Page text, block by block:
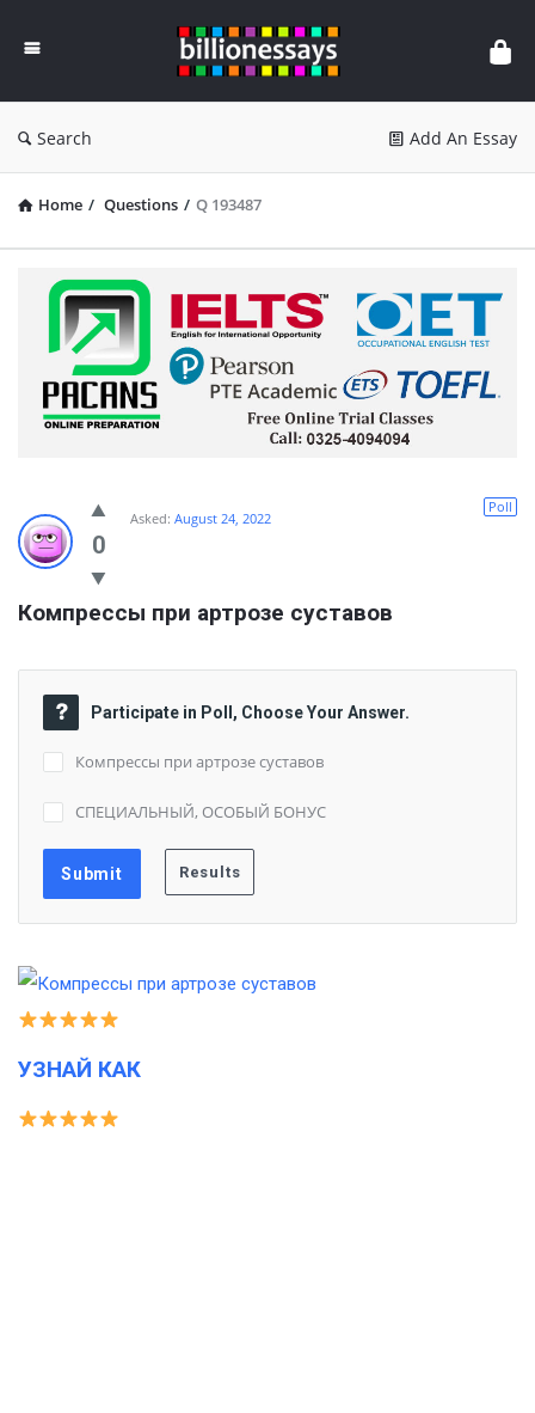
Essays
Search Add An Essay
Home / Questions / Q 193487
0
Poll
Asked: August 24, 2022
Компрессы при артрозе суставов
Participate in Poll, Choose Your Answer.
Компрессы при артрозе суставов
СПЕЦИАЛЬНЫЙ, ОСОБЫЙ БОНУС
УЗНАЙ КАК